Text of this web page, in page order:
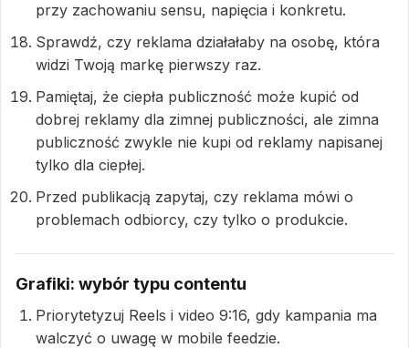
przy zachowaniu sensu, napięcia i konkretu.
Sprawdź, czy reklama działałaby na osobę, która
widzi Twoją markę pierwszy raz.
Pamiętaj, że ciepła publiczność może kupić od
dobrej reklamy dla zimnej publiczności, ale zimna
publiczność zwykle nie kupi od reklamy napisanej
tylko dla ciepłej.
Przed publikacją zapytaj, czy reklama mówi o
problemach odbiorcy, czy tylko o produkcie.
Grafiki: wybór typu contentu
Priorytetyzuj Reels i video 9:16, gdy kampania ma
walczyć o uwagę w mobile feedzie.